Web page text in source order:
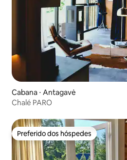
Cabana ⋅ Antagavė
Chalé PARO
Preferido dos hóspedes
Preferido dos hóspedes